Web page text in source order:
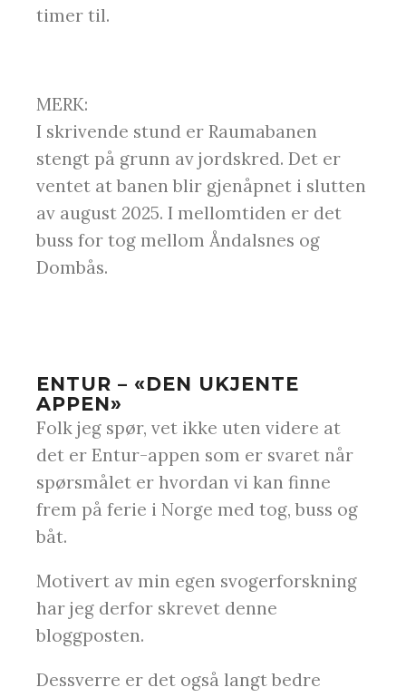
timer til.
MERK:
I skrivende stund er Raumabanen
stengt på grunn av jordskred. Det er
ventet at banen blir gjenåpnet i slutten
av august 2025. I mellomtiden er det
buss for tog mellom Åndalsnes og
Dombås.
ENTUR – «DEN UKJENTE
APPEN»
Folk jeg spør, vet ikke uten videre at
det er Entur-appen som er svaret når
spørsmålet er hvordan vi kan finne
frem på ferie i Norge med tog, buss og
båt.
Motivert av min egen svogerforskning
har jeg derfor skrevet denne
bloggposten.
Dessverre er det også langt bedre